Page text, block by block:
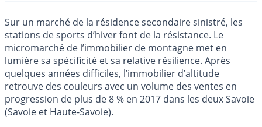
Sur un marché de la résidence secondaire sinistré, les
stations de sports d’hiver font de la résistance. Le
micromarché de l’immobilier de montagne met en
lumière sa spécificité et sa relative résilience. Après
quelques années difficiles, l’immobilier d’altitude
retrouve des couleurs avec un volume des ventes en
progression de plus de 8 % en 2017 dans les deux Savoie
(Savoie et Haute-Savoie).